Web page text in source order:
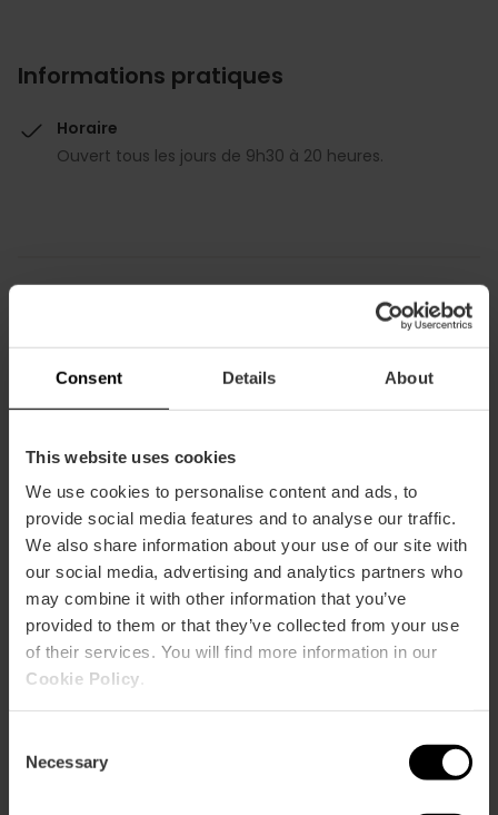
Consent Details About
This website uses cookies
We use cookies to personalise content and ads, to
provide social media features and to analyse our traffic.
We also share information about your use of our site with
our social media, advertising and analytics partners who
may combine it with other information that you’ve
provided to them or that they’ve collected from your use
of their services. You will find more information in our
Cookie Policy
Selection
Necessary
Informations pratiques
Horaire
Ouvert tous les jours de 9h30 à 20 heures.
Comment s'y rendre
Paseo de la Pechina, 32 46008 València